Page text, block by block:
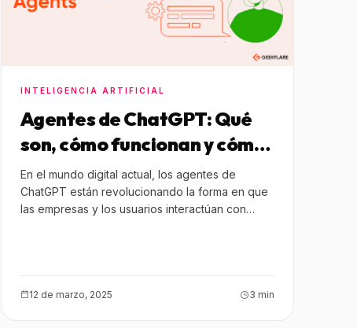
INTELIGENCIA ARTIFICIAL
Agentes de ChatGPT: Qué
son, cómo funcionan y cómo
pueden mejorar tu negocio
En el mundo digital actual, los agentes de
ChatGPT están revolucionando la forma en que
las empresas y los usuarios interactúan con…
12 de marzo, 2025 3 min